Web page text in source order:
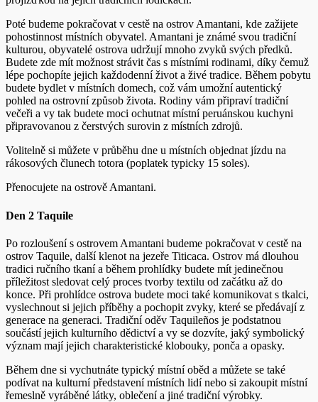
Poté budeme pokračovat v cestě na ostrov Amantani, kde zažijete
pohostinnost místních obyvatel. Amantani je známé svou tradiční
kulturou, obyvatelé ostrova udržují mnoho zvyků svých předků.
Budete zde mít možnost strávit čas s místními rodinami, díky čemuž
lépe pochopíte jejich každodenní život a živé tradice. Během pobytu
budete bydlet v místních domech, což vám umožní autentický
pohled na ostrovní způsob života. Rodiny vám připraví tradiční
večeři a vy tak budete moci ochutnat místní peruánskou kuchyni
připravovanou z čerstvých surovin z místních zdrojů.
Volitelně si můžete v průběhu dne u místních objednat jízdu na
rákosových člunech totora (poplatek typicky 15 soles).
Přenocujete na ostrově Amantani.
Den 2 Taquile
Po rozloušení s ostrovem Amantani budeme pokračovat v cestě na
ostrov Taquile, další klenot na jezeře Titicaca. Ostrov má dlouhou
tradici ručního tkaní a během prohlídky budete mít jedinečnou
příležitost sledovat celý proces tvorby textilu od začátku až do
konce. Při prohlídce ostrova budete moci také komunikovat s tkalci,
vyslechnout si jejich příběhy a pochopit zvyky, které se předávají z
generace na generaci. Tradiční oděv Taquileños je podstatnou
součástí jejich kulturního dědictví a vy se dozvíte, jaký symbolický
význam mají jejich charakteristické klobouky, ponča a opasky.
Během dne si vychutnáte typický místní oběd a můžete se také
podívat na kulturní představení místních lidí nebo si zakoupit místní
řemeslně vyráběné látky, oblečení a jiné tradiční výrobky.